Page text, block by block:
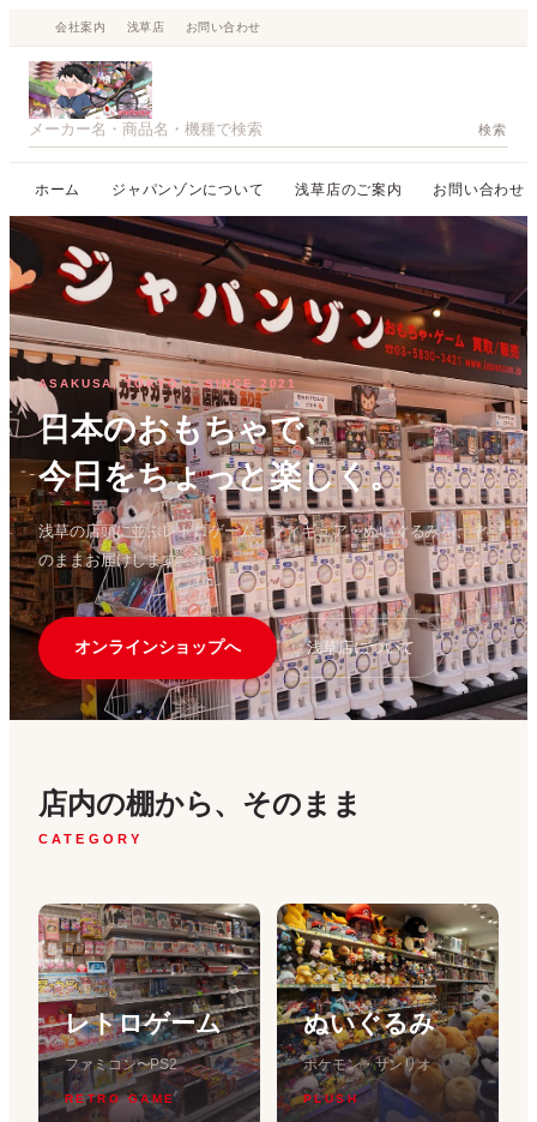
容
を
ス
キ
ッ
会社案内 浅草店 お問い合わせ
検索
ホーム ジャパンゾンについて 浅草店のご案内 お問い合わせ
ASAKUSA, TOKYO — SINCE 2021
日本のおもちゃで、
今日をちょっと楽しく。
浅草の店頭に並ぶレトロゲーム・フィギュア・ぬいぐるみを、そ
のままお届けします。
オンラインショップへ 浅草店について
店内の棚から、そのまま
CATEGORY
レトロゲーム
ファミコン〜PS2
RETRO GAME
ぬいぐるみ
ポケモン・サンリオ
PLUSH